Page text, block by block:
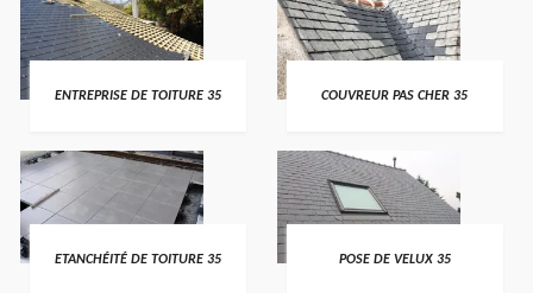
ENTREPRISE DE TOITURE 35 COUVREUR PAS CHER 35
ETANCHÉITÉ DE TOITURE 35 POSE DE VELUX 35